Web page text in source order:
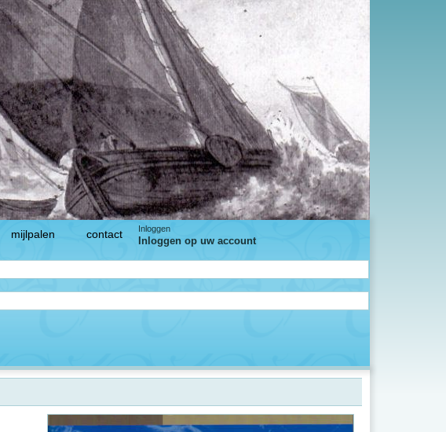
mijlpalen contact Inloggen
Inloggen op uw account